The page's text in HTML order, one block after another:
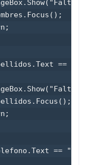
== "")
== "")